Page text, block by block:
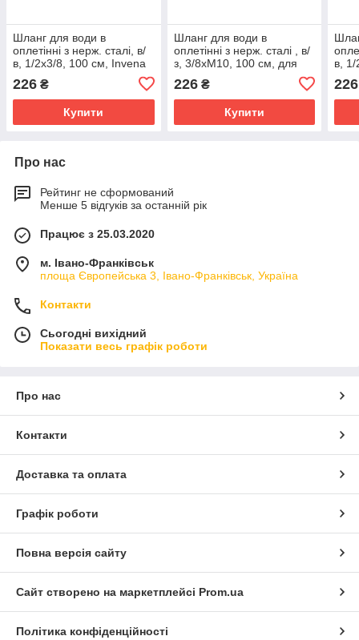
Шланг для води в
оплетінні з нерж. сталі, в/
в, 1/2x3/8, 100 см, Invena
226 ₴
Купити
Шланг для води в
оплетінні з нерж. сталі , в/
з, 3/8хМ10, 100 см, для
Invena WS-20-100
226₴
Купити
в,
226
Про нас
Рейтинг не сформований
Менше 5 відгуків за останній рік
Працює з 25.03.2020
м. Івано-Франківськ
площа Європейська 3, Івано-Франківськ, Україна
Контакти
Сьогодні вихідний
Показати весь графік роботи
Про нас
Контакти
Доставка та оплата
Графік роботи
Повна версія сайту
Сайт створено на маркетплейсі Prom.ua
Політика конфіденційності